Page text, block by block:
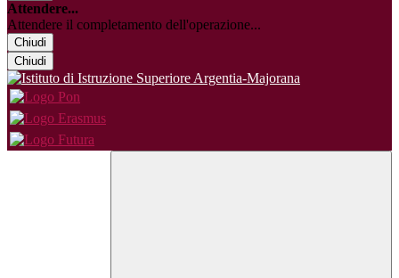
Attendere...
Attendere il completamento dell'operazione...
Chiudi
Chiudi